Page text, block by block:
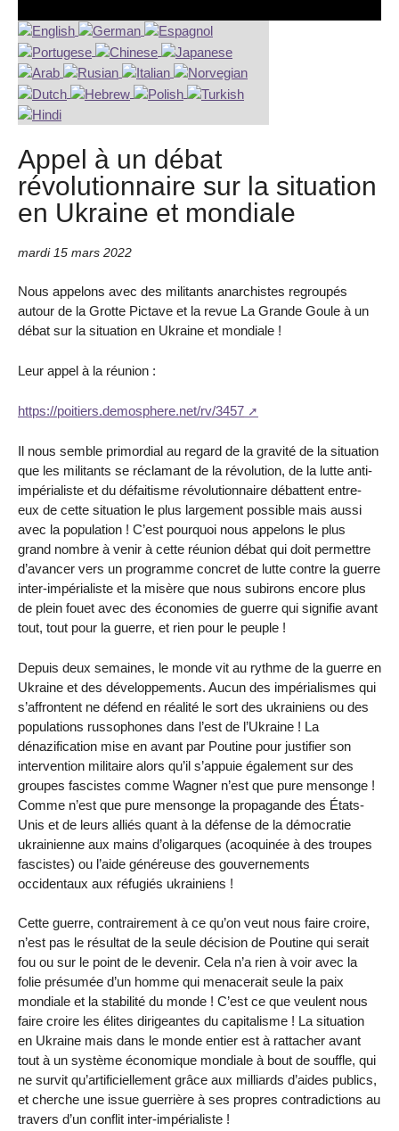
Appel à un débat
révolutionnaire sur la situation
en Ukraine et mondiale
mardi 15 mars 2022
Nous appelons avec des militants anarchistes regroupés
autour de la Grotte Pictave et la revue La Grande Goule à un
débat sur la situation en Ukraine et mondiale !
Leur appel à la réunion :
https://poitiers.demosphere.net/rv/3457
Il nous semble primordial au regard de la gravité de la situation
que les militants se réclamant de la révolution, de la lutte anti-
impérialiste et du défaitisme révolutionnaire débattent entre-
eux de cette situation le plus largement possible mais aussi
avec la population ! C’est pourquoi nous appelons le plus
grand nombre à venir à cette réunion débat qui doit permettre
d’avancer vers un programme concret de lutte contre la guerre
inter-impérialiste et la misère que nous subirons encore plus
de plein fouet avec des économies de guerre qui signifie avant
tout, tout pour la guerre, et rien pour le peuple !
Depuis deux semaines, le monde vit au rythme de la guerre en
Ukraine et des développements. Aucun des impérialismes qui
s’affrontent ne défend en réalité le sort des ukrainiens ou des
populations russophones dans l’est de l’Ukraine ! La
dénazification mise en avant par Poutine pour justifier son
intervention militaire alors qu’il s’appuie également sur des
groupes fascistes comme Wagner n’est que pure mensonge !
Comme n’est que pure mensonge la propagande des États-
Unis et de leurs alliés quant à la défense de la démocratie
ukrainienne aux mains d’oligarques (acoquinée à des troupes
fascistes) ou l’aide généreuse des gouvernements
occidentaux aux réfugiés ukrainiens !
Cette guerre, contrairement à ce qu’on veut nous faire croire,
n’est pas le résultat de la seule décision de Poutine qui serait
fou ou sur le point de le devenir. Cela n’a rien à voir avec la
folie présumée d’un homme qui menacerait seule la paix
mondiale et la stabilité du monde ! C’est ce que veulent nous
faire croire les élites dirigeantes du capitalisme ! La situation
en Ukraine mais dans le monde entier est à rattacher avant
tout à un système économique mondiale à bout de souffle, qui
ne survit qu’artificiellement grâce aux milliards d’aides publics,
et cherche une issue guerrière à ses propres contradictions au
travers d’un conflit inter-impérialiste !